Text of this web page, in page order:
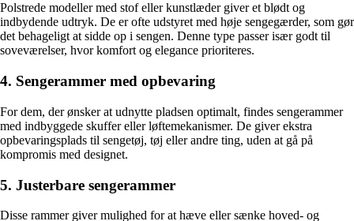
Polstrede modeller med stof eller kunstlæder giver et blødt og
indbydende udtryk. De er ofte udstyret med høje sengegærder, som gør
det behageligt at sidde op i sengen. Denne type passer især godt til
soveværelser, hvor komfort og elegance prioriteres.
4. Sengerammer med opbevaring
For dem, der ønsker at udnytte pladsen optimalt, findes sengerammer
med indbyggede skuffer eller løftemekanismer. De giver ekstra
opbevaringsplads til sengetøj, tøj eller andre ting, uden at gå på
kompromis med designet.
5. Justerbare sengerammer
Disse rammer giver mulighed for at hæve eller sænke hoved- og